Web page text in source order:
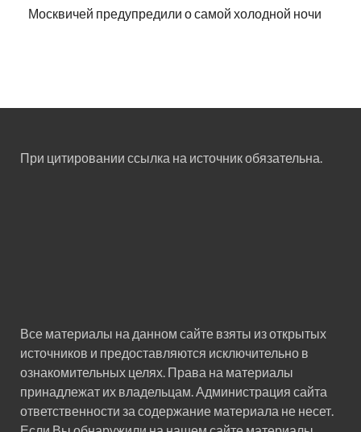
Москвичей предупредили о самой холодной ночи
При цитировании ссылка на источник обязательна.
Все материалы на данном сайте взяты из открытых
источников и предоставляются исключительно в
ознакомительных целях. Права на материалы
принадлежат их владельцам. Администрация сайта
ответственности за содержание материала не несет.